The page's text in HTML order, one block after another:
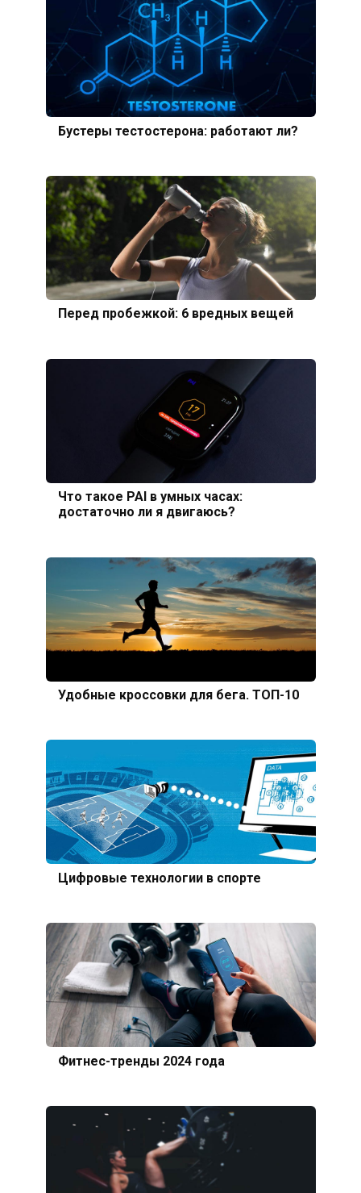
Бустеры тестостерона: работают ли?
Перед пробежкой: 6 вредных вещей
Что такое PAI в умных часах:
достаточно ли я двигаюсь?
Удобные кроссовки для бега. ТОП-10
Цифровые технологии в спорте
Фитнес-тренды 2024 года